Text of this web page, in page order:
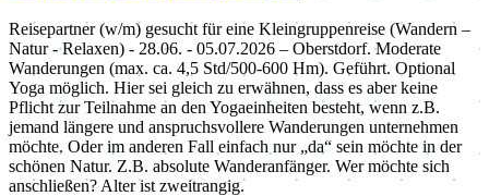
Reisepartner (w/m) gesucht für eine Kleingruppenreise (Wandern –
Natur - Relaxen) - 28.06. - 05.07.2026 – Oberstdorf. Moderate
Wanderungen (max. ca. 4,5 Std/500-600 Hm). Geführt. Optional
Yoga möglich. Hier sei gleich zu erwähnen, dass es aber keine
Pflicht zur Teilnahme an den Yogaeinheiten besteht, wenn z.B.
jemand längere und anspruchsvollere Wanderungen unternehmen
möchte. Oder im anderen Fall einfach nur „da“ sein möchte in der
schönen Natur. Z.B. absolute Wanderanfänger. Wer möchte sich
anschließen? Alter ist zweitrangig.